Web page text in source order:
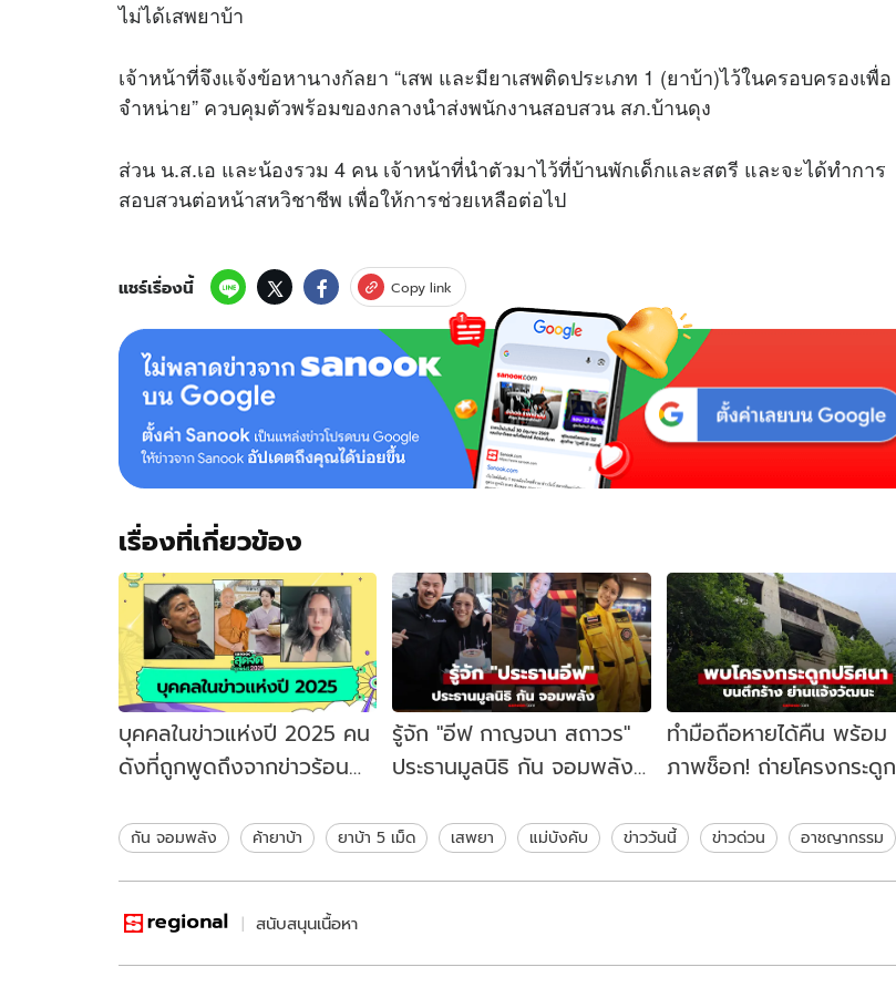
ไม่ได้เสพยาบ้า
เจ้าหน้าที่จึงแจ้งข้อหานางกัลยา “เสพ และมียาเสพติดประเภท 1 (ยาบ้า)ไว้ในครอบครองเพื่อ
จำหน่าย” ควบคุมตัวพร้อมของกลางนำส่งพนักงานสอบสวน สภ.บ้านดุง
ส่วน น.ส.เอ และน้องรวม 4 คน เจ้าหน้าที่นำตัวมาไว้ที่บ้านพักเด็กและสตรี และจะได้ทำการ
สอบสวนต่อหน้าสหวิชาชีพ เพื่อให้การช่วยเหลือต่อไป
แชร์เรื่องนี้ Copy link
เรื่องที่เกี่ยวข้อง
บุคคลในข่าวแห่งปี 2025 คน
ดังที่ถูกพูดถึงจากข่าวร้อน
รู้จัก "อีฟ กาญจนา สถาวร"
ประธานมูลนิธิ กัน จอมพลัง
ด้วย
ทำมือถือหายได้คืน พร้อม
ภาพช็อก! ถ่ายโครงกระดูก
แจ้งวัฒนะ
กัน จอมพลัง ค้ายาบ้า ยาบ้า 5 เม็ด เสพยา แม่บังคับ ข่าววันนี้ ข่าวด่วน อาชญากรรม
สนับสนุนเนื้อหา